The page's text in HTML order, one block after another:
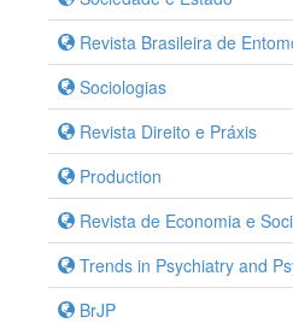
Revista Brasileira de
Sociologias
Revista Direito e Práxis
Production
Revista de Economia e
Trends in Psychiatry and
BrJP